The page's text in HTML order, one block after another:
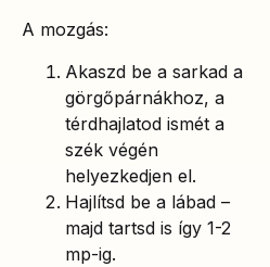
A mozgás:
Akaszd be a sarkad a
görgőpárnákhoz, a
térdhajlatod ismét a
szék végén
helyezkedjen el.
Hajlítsd be a lábad –
majd tartsd is így 1-2
mp-ig.